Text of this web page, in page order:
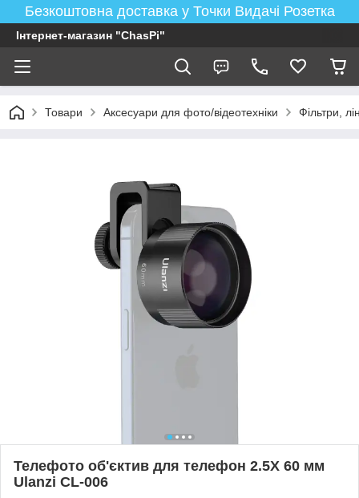
Безкоштовна доставка у Точки Видачі Розетка
Інтернет-магазин "ChasPi"
Товари Аксесуари для фото/відеотехніки Фільтри,
Телефото об'єктив для телефон 2.5X 60 мм
Ulanzi CL-006